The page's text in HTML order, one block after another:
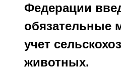
Федерации
обязательные
учет
животных.